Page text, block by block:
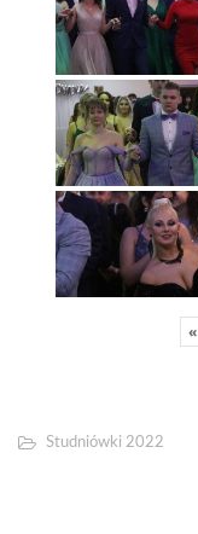
«
Studniówki 2022